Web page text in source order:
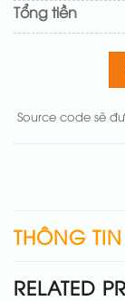
Sửa danh
chuẩn
Thay đổi
Thêm các
Tổng tiền
Source code sẽ
THÔNG
RELATED